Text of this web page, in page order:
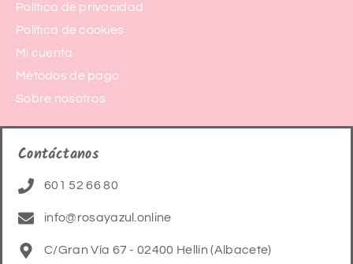
Política de privacidad
Política de cookies
Mi cuenta
Métodos de pago
Sobre nosotros
Contáctanos
601 52 66 80
info@rosayazul.online
C/Gran Vía 67 - 02400 Hellín (Albacete)